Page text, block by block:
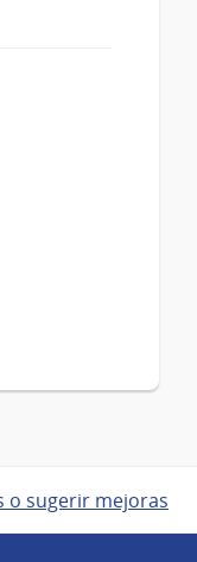
o sugerir mejoras